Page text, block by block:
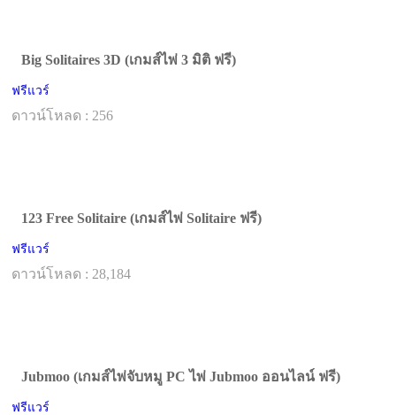
Big Solitaires 3D (เกมส์ไพ่ 3 มิติ ฟรี)
ฟรีแวร์
ดาวน์โหลด : 256
123 Free Solitaire (เกมส์ไพ่ Solitaire ฟรี)
ฟรีแวร์
ดาวน์โหลด : 28,184
Jubmoo (เกมส์ไพ่จับหมู PC ไพ่ Jubmoo ออนไลน์ ฟรี)
ฟรีแวร์